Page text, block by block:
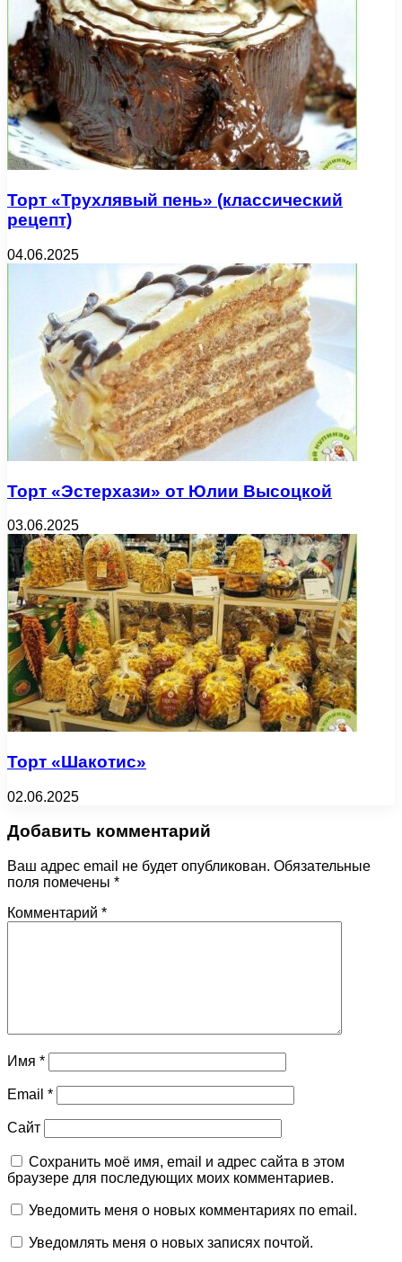
Торт «Трухлявый пень» (классический
рецепт)
04.06.2025
Торт «Эстерхази» от Юлии Высоцкой
03.06.2025
Торт «Шакотис»
02.06.2025
Добавить комментарий
Ваш адрес email не будет опубликован. Обязательные
поля помечены *
Комментарий *
Имя *
Email *
Сайт
Сохранить моё имя, email и адрес сайта в этом
браузере для последующих моих комментариев.
Уведомить меня о новых комментариях по email.
Уведомлять меня о новых записях почтой.